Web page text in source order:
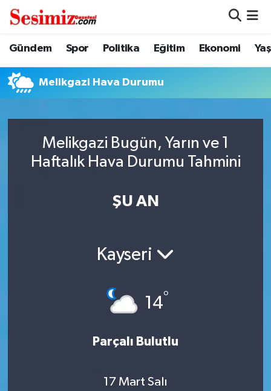
Gündem Spor Politika Eğitim Ekonomi
Melikgazi Hava Durumu
Melikgazi Bugün, Yarın ve 1
Haftalık Hava Durumu Tahmini
ŞU AN
Kayseri
14°
Parçalı Bulutlu
17 Mart Salı
Dünya
Eğitim
Genel
Gündem
Nöbetçi Eczaneler
Hava Durumu
Trafik Durumu
Süper Lig Puan Durumu ve Fikstür